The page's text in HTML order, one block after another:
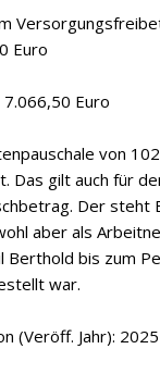
Euro
Euro
von
Das gilt auch für
Der steht
aber als
Berthold bis zum
war.
(Veröff. Jahr): 2025